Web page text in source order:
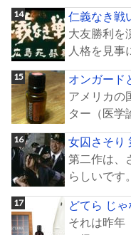
仁義なき戦
大友勝利を
人格を見事
オンガード
アメリカの
ター（医学
女囚さそり
第二作は、
らしいです
どてら じ
それは昨年